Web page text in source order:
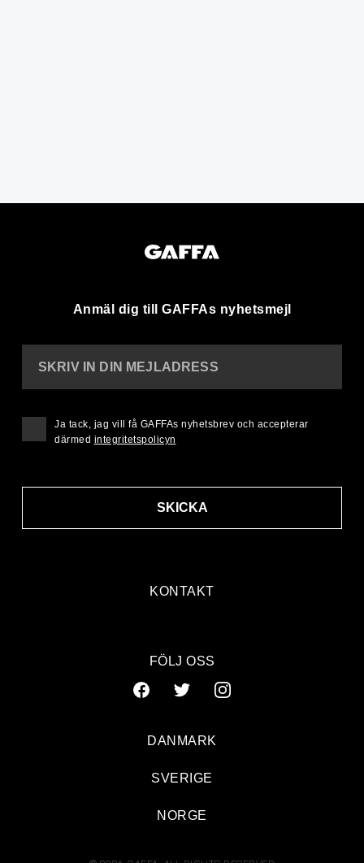
Anmäl dig till GAFFAs nyhetsmejl
KONTAKT
SKRIV IN DIN MEJLADRESS
SKICKA
Ja tack, jag vill få GAFFAs nyhetsbrev och accepterar
därmed integritetspolicyn
FÖLJ OSS
DANMARK
SVERIGE
NORGE